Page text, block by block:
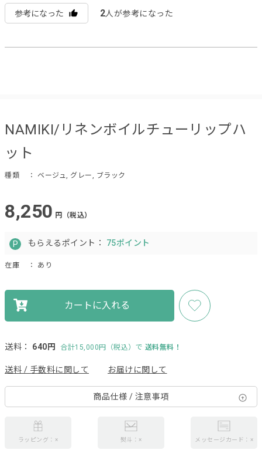
参考になった 2人が参考になった
NAMIKI/リネンボイルチューリップハ
ット
種類 ： ベージュ, グレー, ブラック
8,250 円（税込）
もらえるポイント： 75ポイント
在庫 ： あり
カートに入れる
送料： 640円 合計15,000円（税込）で 送料無料！
送料 / 手数料に関して お届けに関して
商品仕様 / 注意事項
ラッピング：× 熨斗：× メッセージカード：×